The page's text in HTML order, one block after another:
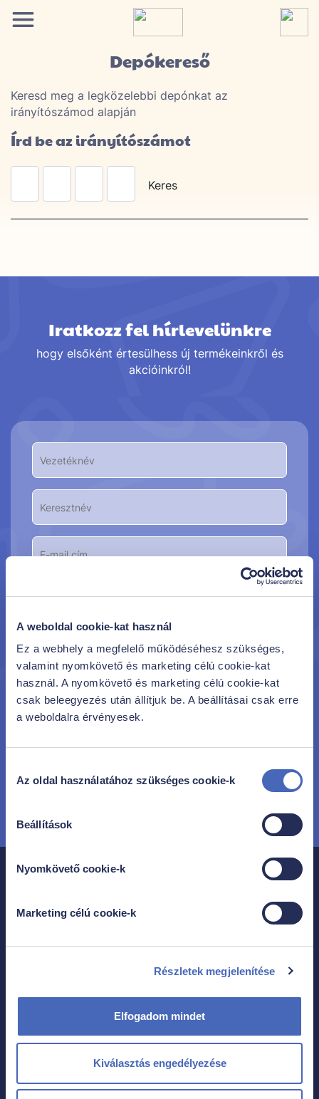
A weboldal cookie-kat használ
Ez a webhely a megfelelő működéséhesz szükséges,
valamint nyomkövető és marketing célú cookie-kat
használ. A nyomkövető és marketing célú cookie-kat
csak beleegyezés után állítjuk be. A beállításai csak erre
a weboldalra érvényesek.
kiválasztása
Az oldal használatához szükséges cookie-k
Beállítások
Nyomkövető cookie-k
Marketing célú cookie-k
Részletek megjelenítése
Elfogadom mindet
Kiválasztás engedélyezése
Depókereső
Keresd meg a legközelebbi depónkat az
irányítószámod alapján
Írd be az irányítószámot
Keres
Iratkozz fel hírlevelünkre
hogy elsőként értesülhess új termékeinkről és
akcióinkról!
Feliratkozom
Hozzájárulok, hogy a Family Frost az
Adatkezelési
Tájékoztatójában foglalt feltételekkel a megadott e-
mail címre Family Frost ajánlatokat és
kedvezményeket tartalmazó hírlevelet küldjön.
Hozzájárulás bármikor visszavonható.
Hozzájárulok, hogy a Family Frost e-mail cím alapján
KAPCSOLAT
FŐ A BIZTONSÁG